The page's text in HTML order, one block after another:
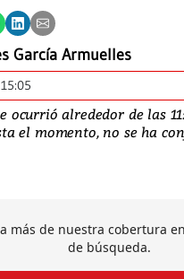
García Armuelles
ocurrió alrededor de las
el momento, no se ha
más de nuestra cobertura
de búsqueda.